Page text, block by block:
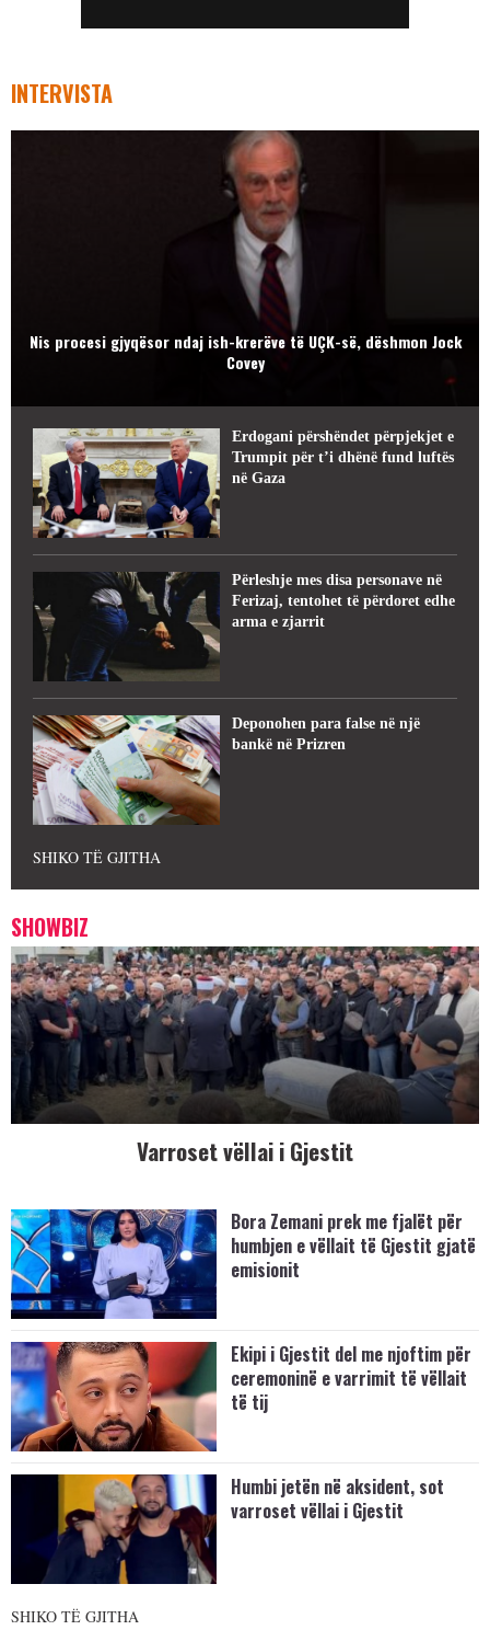
INTERVISTA
Nis procesi gjyqësor ndaj ish-krerëve të UÇK-së, dëshmon Jock
Covey
Erdogani përshëndet përpjekjet e
Trumpit për t’i dhënë fund luftës
në Gaza
Përleshje mes disa personave në
Ferizaj, tentohet të përdoret edhe
arma e zjarrit
Deponohen para false në një
bankë në Prizren
SHIKO TË GJITHA
SHOWBIZ
Varroset vëllai i Gjestit
Bora Zemani prek me fjalët për
humbjen e vëllait të Gjestit gjatë
emisionit
Ekipi i Gjestit del me njoftim për
ceremoninë e varrimit të vëllait
të tij
Humbi jetën në aksident, sot
varroset vëllai i Gjestit
SHIKO TË GJITHA